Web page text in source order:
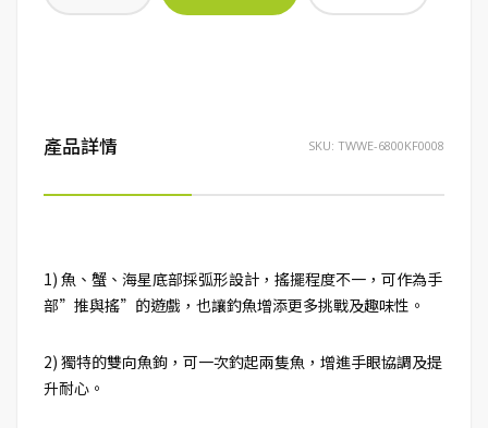
產品詳情 SKU: TWWE-6800KF0008
1) 魚、蟹、海星底部採弧形設計，搖擺程度不一，可作為手
部”推與搖”的遊戲，也讓釣魚增添更多挑戰及趣味性。
2) 獨特的雙向魚鉤，可一次釣起兩隻魚，增進手眼協調及提
升耐心。